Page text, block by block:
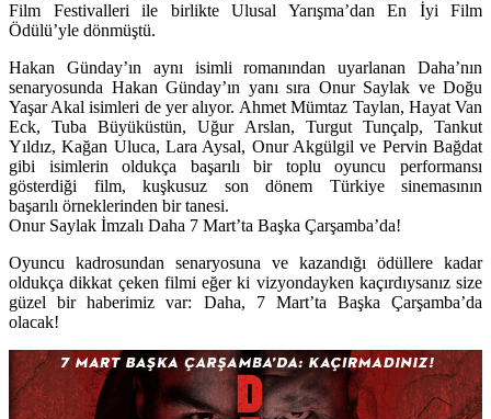
Film Festivalleri ile birlikte Ulusal Yarışma’dan En İyi Film
Ödülü’yle dönmüştü.
Hakan Günday’ın aynı isimli romanından uyarlanan Daha’nın
senaryosunda Hakan Günday’ın yanı sıra Onur Saylak ve Doğu
Yaşar Akal isimleri de yer alıyor. Ahmet Mümtaz Taylan, Hayat Van
Eck, Tuba Büyüküstün, Uğur Arslan, Turgut Tunçalp, Tankut
Yıldız, Kağan Uluca, Lara Aysal, Onur Akgülgil ve Pervin Bağdat
gibi isimlerin oldukça başarılı bir toplu oyuncu performansı
gösterdiği film, kuşkusuz son dönem Türkiye sinemasının
başarılı örneklerinden bir tanesi.
Onur Saylak İmzalı Daha 7 Mart’ta Başka Çarşamba’da!
Oyuncu kadrosundan senaryosuna ve kazandığı ödüllere kadar
oldukça dikkat çeken filmi eğer ki vizyondayken kaçırdıysanız size
güzel bir haberimiz var: Daha, 7 Mart’ta Başka Çarşamba’da
olacak!